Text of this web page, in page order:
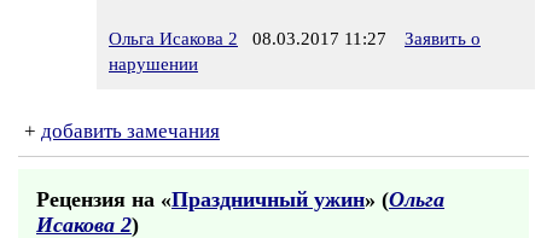
Ольга Исакова 2 08.03.2017 11:27
Заявить о
нарушении
+ добавить замечания
Рецензия на «Праздничный ужин» (Ольга
Исакова 2)